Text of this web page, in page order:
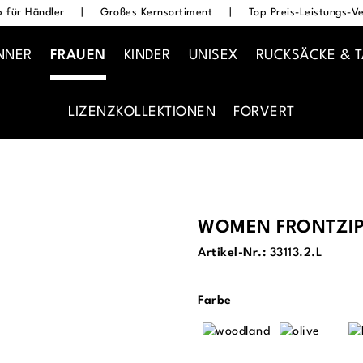
für Händler Großes Kernsortiment Top Preis-Leistungs-
FRAUEN KINDER UNISEX RUCKSÄCKE &
LIZENZKOLLEKTIONEN FORVERT
WOMEN
Artikel-Nr.: 33113.2.L
Farbeauswählen